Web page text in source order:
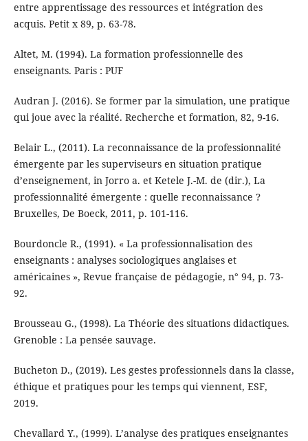
entre apprentissage des ressources et intégration des
acquis. Petit x 89, p. 63-78.
Altet, M. (1994). La formation professionnelle des
enseignants. Paris : PUF
Audran J. (2016). Se former par la simulation, une pratique
qui joue avec la réalité. Recherche et formation, 82, 9-16.
Belair L., (2011). La reconnaissance de la professionnalité
émergente par les superviseurs en situation pratique
d’enseignement, in Jorro a. et Ketele J.-M. de (dir.), La
professionnalité émergente : quelle reconnaissance ?
Bruxelles, De Boeck, 2011, p. 101-116.
Bourdoncle R., (1991). « La professionnalisation des
enseignants : analyses sociologiques anglaises et
américaines », Revue française de pédagogie, n° 94, p. 73-
92.
Brousseau G., (1998). La Théorie des situations didactiques.
Grenoble : La pensée sauvage.
Bucheton D., (2019). Les gestes professionnels dans la classe,
éthique et pratiques pour les temps qui viennent, ESF,
2019.
Chevallard Y., (1999). L’analyse des pratiques enseignantes